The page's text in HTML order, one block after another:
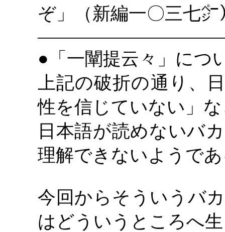
ぞ」（新編一〇三七㌻
●「一闡提云々」につ
上記の破折の通り、
性を信じていない」
日本語が読めないバ
理解できないようで
今回からそういうバ
はどういうところへ